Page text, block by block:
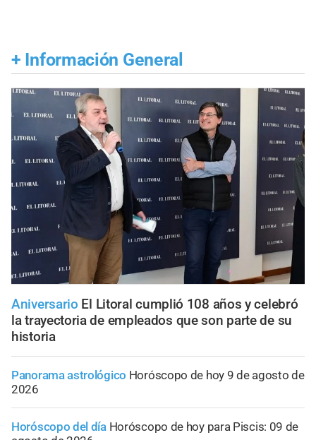
+ Información General
Aniversario El Litoral cumplió 108 años y celebró
la trayectoria de empleados que son parte de su
historia
Panorama astrológico Horóscopo de hoy 9 de agosto de
2026
Horóscopo del día Horóscopo de hoy para Piscis: 09 de